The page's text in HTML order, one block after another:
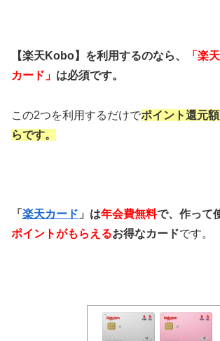
【楽天Kobo】を利用するのなら、 「楽
カード」 は必須です。
この2つを利用するだけでポイント還元
らです。
「 楽天カード 」は年会費無料で、作って
ポイントがもらえるお得なカードです。